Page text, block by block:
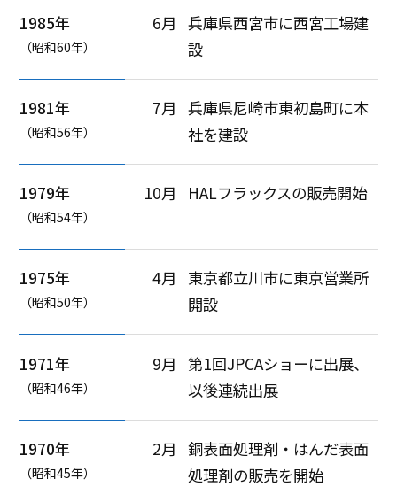
1985年
（昭和60年）
6月
兵庫県西宮市に西宮工場建
設
1981年
（昭和56年）
7月
兵庫県尼崎市東初島町に本
社を建設
1979年
（昭和54年）
10月 HALフラックスの販売開始
1975年
（昭和50年）
4月
東京都立川市に東京営業所
開設
1971年
（昭和46年）
9月
第1回JPCAショーに出展、
以後連続出展
1970年
（昭和45年）
2月
銅表面処理剤・はんだ表面
処理剤の販売を開始